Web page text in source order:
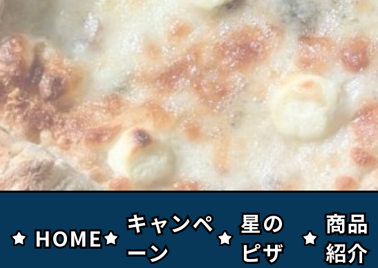
HOME
HOME
キャンペ
ーン
キャンペ
ーン
星の
ピザ
星の
ピザ
商品
紹介
商品
紹介